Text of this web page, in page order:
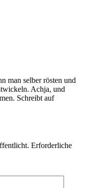
man selber rösten und
Achja, und
Schreibt auf
Erforderliche